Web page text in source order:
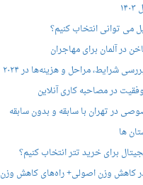
می توانی انتخاب کنیم؟
در آلمان برای مهاجران
شرایط، مراحل و هزینه‌ها در ۲۰۲۴
در تهران با سابقه و بدون سابقه
ها
برای خرید تتر انتخاب کنیم؟
کاهش وزن اصولی+ راه‌های کاهش وزن